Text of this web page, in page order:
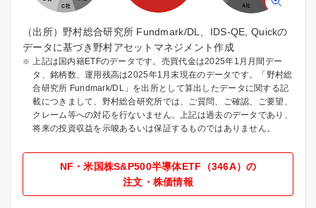
（出所）野村総合研究所 Fundmark/DL、IDS-QE, Quickの
データに基づき野村アセットマネジメント作成
上記は国内籍ETFのデータです。売買代金は2025年1月月間デー
タ、銘柄数、運用残高は2025年1月末現在のデータです。「野村総
合研究所 Fundmark/DL」を出所として算出したデータに関する記
載につきまして、野村総合研究所では、ご質問、ご確認、ご要望、
クレーム等への対応を行ないません。上記は過去のデータであり、
将来の投資収益を示唆あるいは保証するものではありません。
NF・米国株S&P500半導体ETF（346A）の
注文・株価情報